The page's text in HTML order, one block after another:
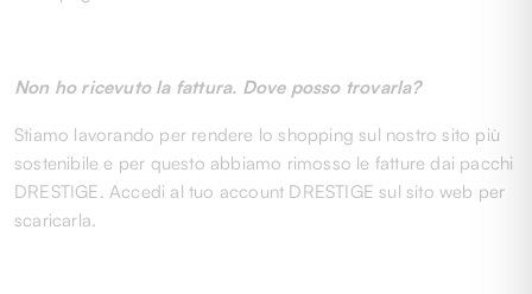
Non ho ricevuto la fattura. Dove posso trovarla?
Stiamo lavorando per rendere lo shopping sul nostro sito più
sostenibile e per questo abbiamo rimosso le fatture dai pacchi
DRESTIGE. Accedi al tuo account DRESTIGE sul sito web per
scaricarla.